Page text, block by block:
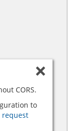
CORS.
to
request